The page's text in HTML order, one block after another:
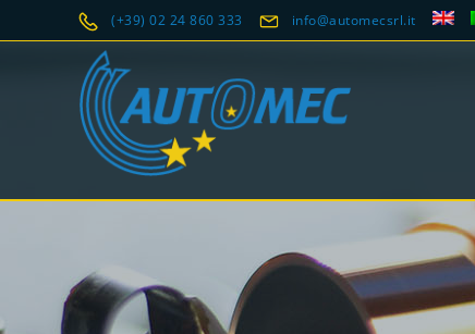
(+39) 02 24 860 333 info@automecsrl.it